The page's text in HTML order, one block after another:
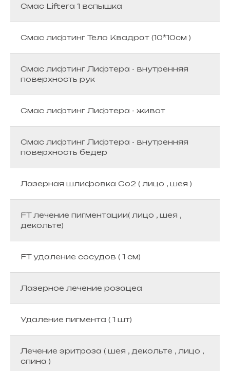
Смас Liftera 1 вспышка
Смас лифтинг Тело Квадрат (10*10см )
Смас лифтинг Лифтера - внутренняя
поверхность рук
Смас лифтинг Лифтера - живот
Смас лифтинг Лифтера - внутренняя
поверхность бедер
Лазерная шлифовка Co2 ( лицо , шея )
FT лечение пигментации( лицо , шея ,
декольте)
FT удаление сосудов ( 1 см)
Лазерное лечение розацеа
Удаление пигмента ( 1 шт)
Лечение эритроза ( шея , декольте , лицо ,
спина )